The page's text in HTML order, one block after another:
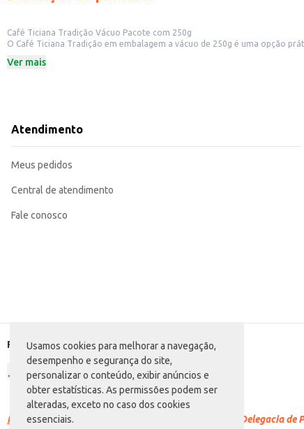
Usamos cookies para melhorar a navegação,
desempenho e segurança do site,
personalizar o conteúdo, exibir anúncios e
obter estatísticas. As permissões podem ser
alteradas, exceto no caso dos cookies
essenciais.
Café Ticiana Tradição Vácuo Pacote com 250g
O Café Ticiana Tradição em embalagem a vácuo de 250g é uma opção
Ideal para uso doméstico, proporcionando praticidade no dia a dia.
Após aberto, conserve o café em recipiente hermético em local fresco e
O Café Ticiana Tradição oferece sabor e aroma característicos,
Ver mais
Atendimento
Meus pedidos
Central de atendimento
Fale conosco
Formas de pagamento
Racismo é crime. Denuncie. Disque 100 ou procure a Delegacia